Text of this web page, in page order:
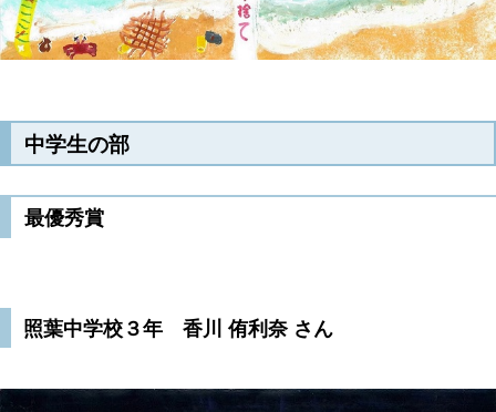
中学生の部
最優秀賞
照葉中学校３年 香川 侑利奈 さん